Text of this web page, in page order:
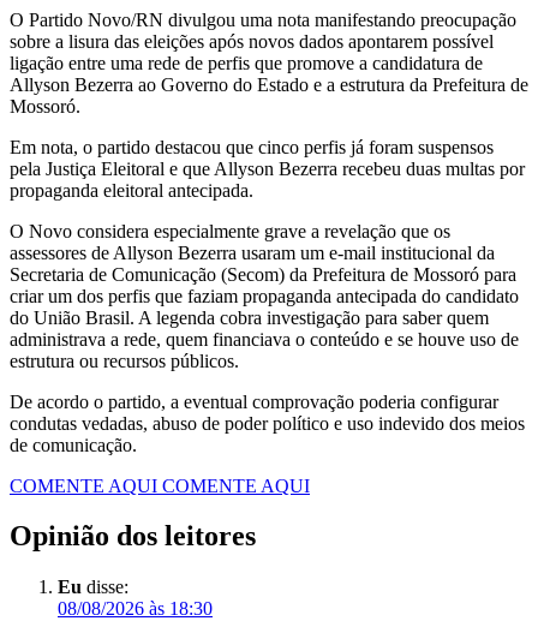
O Partido Novo/RN divulgou uma nota manifestando preocupação
sobre a lisura das eleições após novos dados apontarem possível
ligação entre uma rede de perfis que promove a candidatura de
Allyson Bezerra ao Governo do Estado e a estrutura da Prefeitura de
Mossoró.
Em nota, o partido destacou que cinco perfis já foram suspensos
pela Justiça Eleitoral e que Allyson Bezerra recebeu duas multas por
propaganda eleitoral antecipada.
O Novo considera especialmente grave a revelação que os
assessores de Allyson Bezerra usaram um e-mail institucional da
Secretaria de Comunicação (Secom) da Prefeitura de Mossoró para
criar um dos perfis que faziam propaganda antecipada do candidato
do União Brasil. A legenda cobra investigação para saber quem
administrava a rede, quem financiava o conteúdo e se houve uso de
estrutura ou recursos públicos.
De acordo o partido, a eventual comprovação poderia configurar
condutas vedadas, abuso de poder político e uso indevido dos meios
de comunicação.
COMENTE AQUI COMENTE AQUI
Opinião dos leitores
Eu disse:
08/08/2026 às 18:30